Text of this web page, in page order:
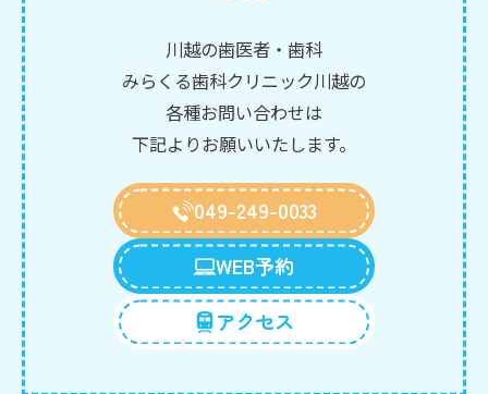
川越の歯医者・歯科
みらくる歯科クリニック川越の
各種お問い合わせは
下記よりお願いいたします。
049-249-0033
WEB予約
アクセス